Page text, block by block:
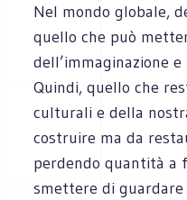
Nel mondo globale,
quello che può
dell’immaginazione
Quindi, quello che
culturali e della
costruire ma da
perdendo quantità a
smettere di